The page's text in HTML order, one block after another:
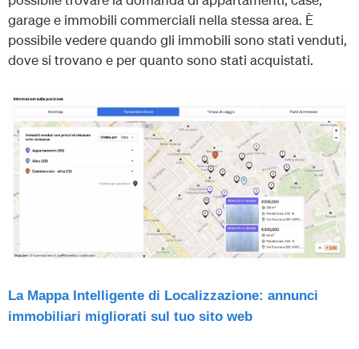
garage e immobili commerciali nella stessa area. È
possibile vedere quando gli immobili sono stati venduti,
dove si trovano e per quanto sono stati acquistati.
La Mappa Intelligente di Localizzazione: annunci
immobiliari migliorati sul tuo sito web